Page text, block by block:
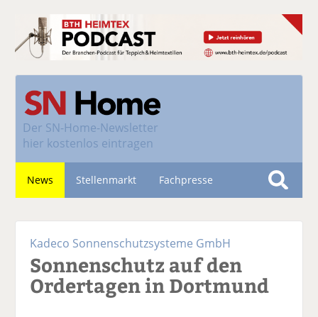
Der SN-Home-Newsletter
hier kostenlos eintragen
News Stellenmarkt Fachpresse
S
Kadeco Sonnenschutzsysteme GmbH
Sonnenschutz auf den
Ordertagen in Dortmund